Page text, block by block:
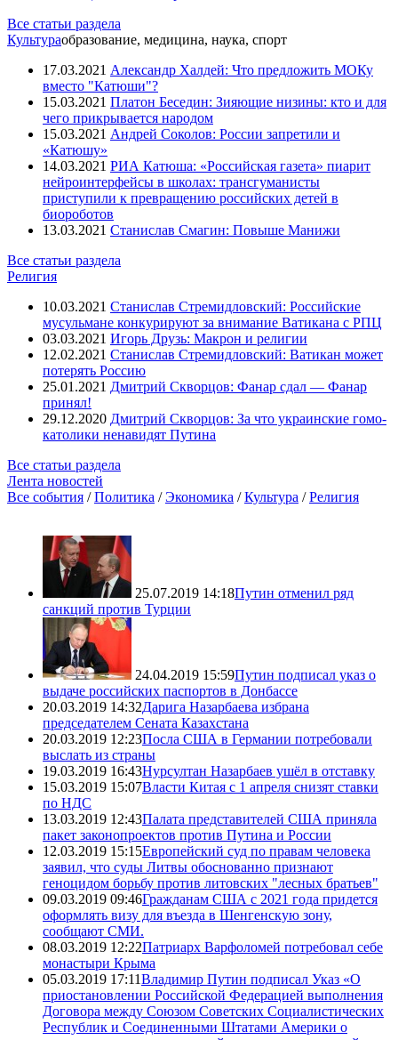
Все статьи раздела
Культураобразование, медицина, наука, спорт
17.03.2021 Александр Халдей: Что предложить МОКу
вместо "Катюши"?
15.03.2021 Платон Беседин: Зияющие низины: кто и для
чего прикрывается народом
15.03.2021 Андрей Соколов: России запретили и
«Катюшу»
14.03.2021 РИА Катюша: «Российская газета» пиарит
нейроинтерфейсы в школах: трансгуманисты
приступили к превращению российских детей в
биороботов
13.03.2021 Станислав Смагин: Повыше Манижи
Все статьи раздела
Религия
10.03.2021 Станислав Стремидловский: Российские
мусульмане конкурируют за внимание Ватикана с РПЦ
03.03.2021 Игорь Друзь: Макрон и религии
12.02.2021 Станислав Стремидловский: Ватикан может
потерять Россию
25.01.2021 Дмитрий Скворцов: Фанар сдал — Фанар
принял!
29.12.2020 Дмитрий Скворцов: За что украинские гомо-
католики ненавидят Путина
Все статьи раздела
Лента новостей
Все события /Политика /Экономика /Культура /Религия
25.07.2019 14:18Путин отменил ряд
санкций против Турции
24.04.2019 15:59Путин подписал указ о
выдаче российских паспортов в Донбассе
20.03.2019 14:32Дарига Назарбаева избрана
председателем Сената Казахстана
20.03.2019 12:23Посла США в Германии потребовали
выслать из страны
19.03.2019 16:43Нурсултан Назарбаев ушёл в отставку
15.03.2019 15:07Власти Китая с 1 апреля снизят ставки
по НДС
13.03.2019 12:43Палата представителей США приняла
пакет законопроектов против Путина и России
12.03.2019 15:15Европейский суд по правам человека
заявил, что суды Литвы обоснованно признают
геноцидом борьбу против литовских "лесных братьев"
09.03.2019 09:46Гражданам США с 2021 года придется
оформлять визу для въезда в Шенгенскую зону,
сообщают СМИ.
08.03.2019 12:22Патриарх Варфоломей потребовал себе
монастыри Крыма
05.03.2019 17:11Владимир Путин подписал Указ «О
приостановлении Российской Федерацией выполнения
Договора между Союзом Советских Социалистических
Республик и Соединенными Штатами Америки о